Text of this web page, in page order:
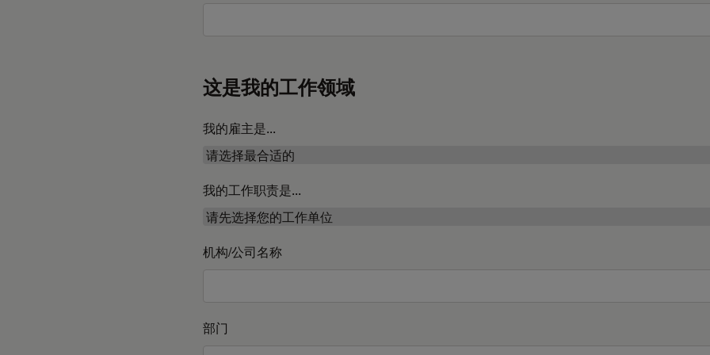
这是我的工作领域
我的雇主是...
我的工作职责是...
机构/公司名称
部门